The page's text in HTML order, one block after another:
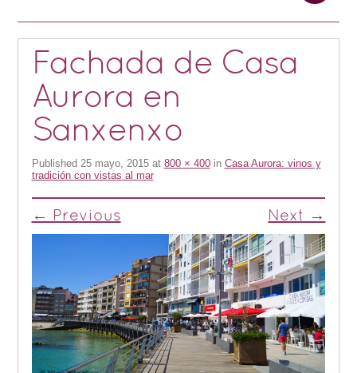
Fachada de Casa
Aurora en
Sanxenxo
Published 25 mayo, 2015at 800 × 400in Casa Aurora: vinos y
tradición con vistas al mar
← Previous Next →